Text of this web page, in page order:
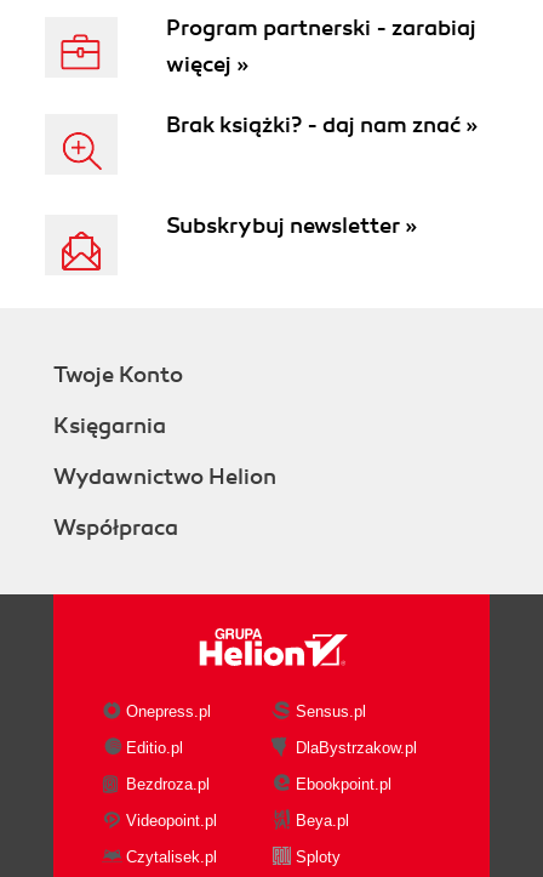
Program partnerski - zarabiaj
więcej »
Brak książki? - daj nam znać »
Subskrybuj newsletter »
Twoje Konto
Księgarnia
Wydawnictwo Helion
Współpraca
Onepress.pl
Sensus.pl
Editio.pl
DlaBystrzakow.pl
Bezdroza.pl
Ebookpoint.pl
Videopoint.pl
Beya.pl
Czytalisek.pl
Sploty